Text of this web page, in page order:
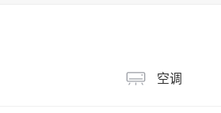
空调